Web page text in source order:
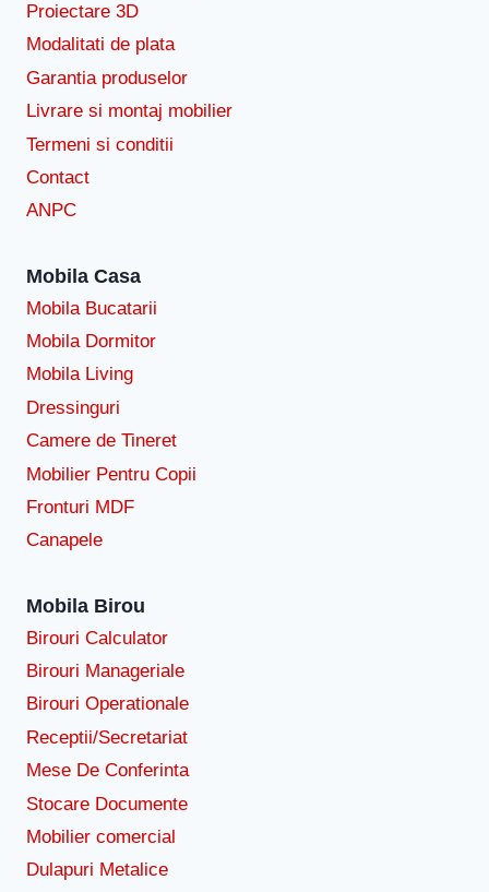
Proiectare 3D
Modalitati de plata
Garantia produselor
Livrare si montaj mobilier
Termeni si conditii
Contact
ANPC
Mobila Casa
Mobila Bucatarii
Mobila Dormitor
Mobila Living
Dressinguri
Camere de Tineret
Mobilier Pentru Copii
Fronturi MDF
Canapele
Mobila Birou
Birouri Calculator
Birouri Manageriale
Birouri Operationale
Receptii/Secretariat
Mese De Conferinta
Stocare Documente
Mobilier comercial
Dulapuri Metalice